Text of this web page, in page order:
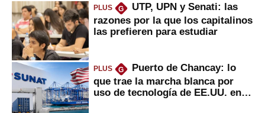
PLUS G
UTP, UPN y Senati: las
razones por la que los capitalinos
las prefieren para estudiar
PLUS G
Puerto de Chancay: lo
que trae la marcha blanca por
uso de tecnología de EE.UU. en